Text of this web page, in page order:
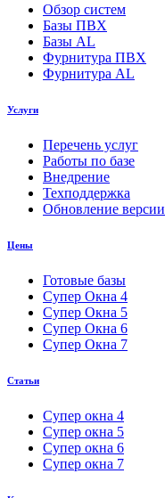
Обзор систем
Базы ПВХ
Базы AL
Фурнитура ПВХ
Фурнитура AL
Услуги
Перечень услуг
Работы по базе
Внедрение
Техподдержка
Обновление версии
Цены
Готовые базы
Супер Окна 4
Супер Окна 5
Супер Окна 6
Супер Окна 7
Статьи
Супер окна 4
Супер окна 5
Супер окна 6
Супер окна 7